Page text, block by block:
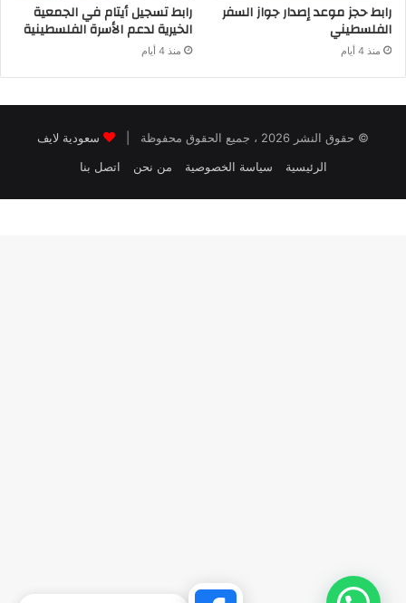
رابط حجز موعد إصدار جواز السفر
الفلسطيني
منذ 4 أيام
رابط تسجيل أيتام في الجمعية
الخيرية لدعم الأسرة الفلسطينية
منذ 4 أيام
© حقوق النشر 2026 ، جميع الحقوق محفوظة |
سعودية لايف
الرئيسية
سياسة الخصوصية من نحن اتصل بنا